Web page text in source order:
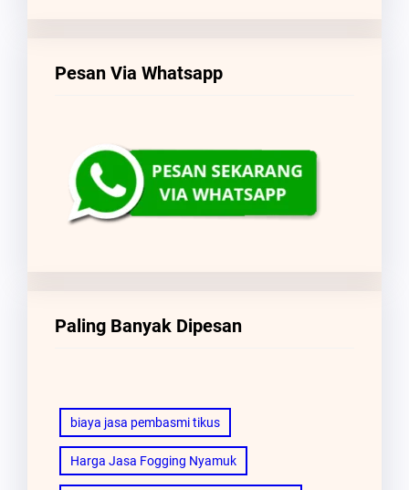
Pesan Via Whatsapp
Paling Banyak Dipesan
biaya jasa pembasmi tikus
Harga Jasa Fogging Nyamuk